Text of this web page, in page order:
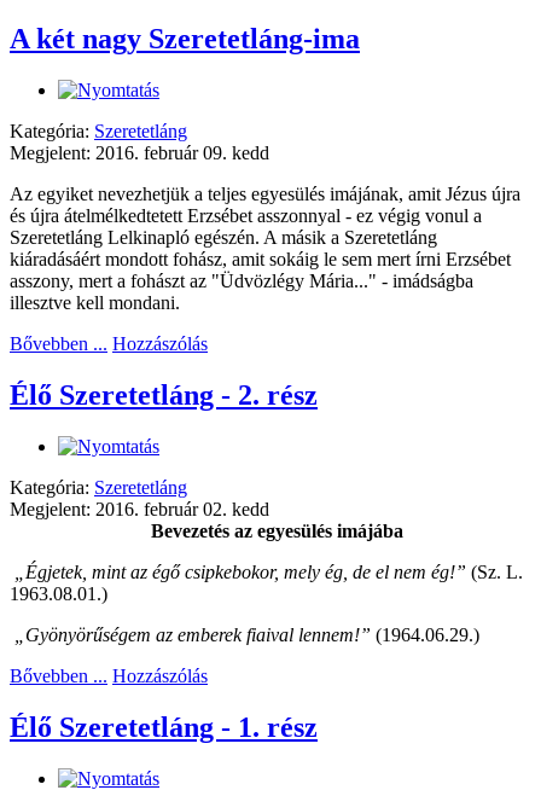
A két nagy Szeretetláng-ima
Kategória: Szeretetláng
Megjelent: 2016. február 09. kedd
Az egyiket nevezhetjük a teljes egyesülés imájának, amit Jézus újra
és újra átelmélkedtetett Erzsébet asszonnyal - ez végig vonul a
Szeretetláng Lelkinapló egészén. A másik a Szeretetláng
kiáradásáért mondott fohász, amit sokáig le sem mert írni Erzsébet
asszony, mert a fohászt az "Üdvözlégy Mária..." - imádságba
illesztve kell mondani.
Bővebben ... Hozzászólás
Élő Szeretetláng - 2. rész
Kategória: Szeretetláng
Megjelent: 2016. február 02. kedd
Bevezetés az egyesülés imájába
„Égjetek, mint az égő csipkebokor, mely ég, de el nem ég!” (Sz. L.
1963.08.01.)
„Gyönyörűségem az emberek fiaival lennem!” (1964.06.29.)
Bővebben ... Hozzászólás
Élő Szeretetláng - 1. rész